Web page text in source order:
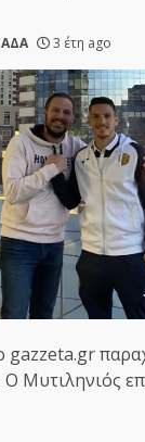
3 έτη ago
gazzeta.gr
Μυτιληνιός